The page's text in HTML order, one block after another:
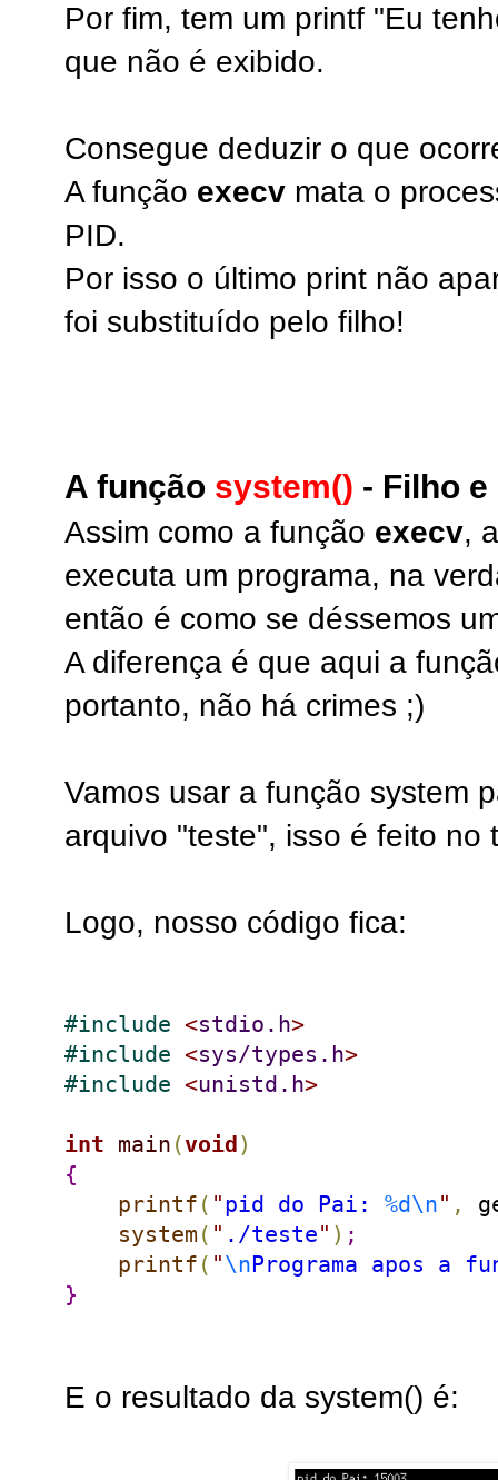
Por fim, tem um printf "Eu
que não é exibido.
Consegue deduzir o que
A função execv mata o
PID.
Por isso o último print não
foi substituído pelo filho!
A função system() - Filho
Assim como a função execv,
executa um programa, na
então é como se déssemos
A diferença é que aqui a
portanto, não há crimes ;)
Vamos usar a função system
arquivo "teste", isso é feito no
Logo, nosso código fica:
#include <stdio.h>
#include <sys/types.h>
#include <unistd.h>
int main (void )
{
printf ( "pid do Pai: %d\n" ,
system ( " ./teste" ) ;
printf ( "\nPrograma apos a
}
E o resultado da system() é: